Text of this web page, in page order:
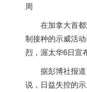
周
在加拿大首
制接种的示威活
烈，渥太华6日宣
据彭博社报道
说，日益失控的